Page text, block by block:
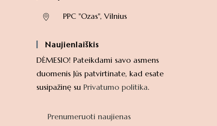
PPC "Ozas", Vilnius
Naujienlaiškis
DĖMESIO! Pateikdami savo asmens
duomenis Jūs patvirtinate, kad esate
susipažinę su Privatumo politika.
Prenumeruoti naujienas